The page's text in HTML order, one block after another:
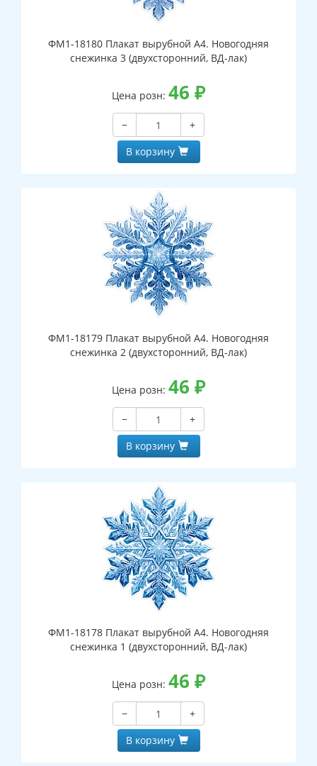
ФМ1-18180 Плакат вырубной А4. Новогодняя
снежинка 3 (двухсторонний, ВД-лак)
Цена розн: 46 ₽
−
+
В корзину
ФМ1-18179 Плакат вырубной А4. Новогодняя
снежинка 2 (двухсторонний, ВД-лак)
Цена розн: 46 ₽
−
+
В корзину
ФМ1-18178 Плакат вырубной А4. Новогодняя
снежинка 1 (двухсторонний, ВД-лак)
Цена розн: 46 ₽
−
+
В корзину